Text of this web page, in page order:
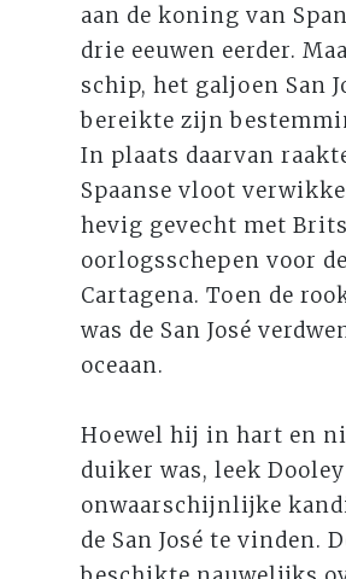
aan de koning van
drie eeuwen eerder.
schip, het galjoen San
bereikte zijn
In plaats daarvan
Spaanse vloot
hevig gevecht met
oorlogsschepen voor
Cartagena. Toen de
was de San José
oceaan.
Hoewel hij in hart en
duiker was, leek
onwaarschijnlijke
de San José te vinden.